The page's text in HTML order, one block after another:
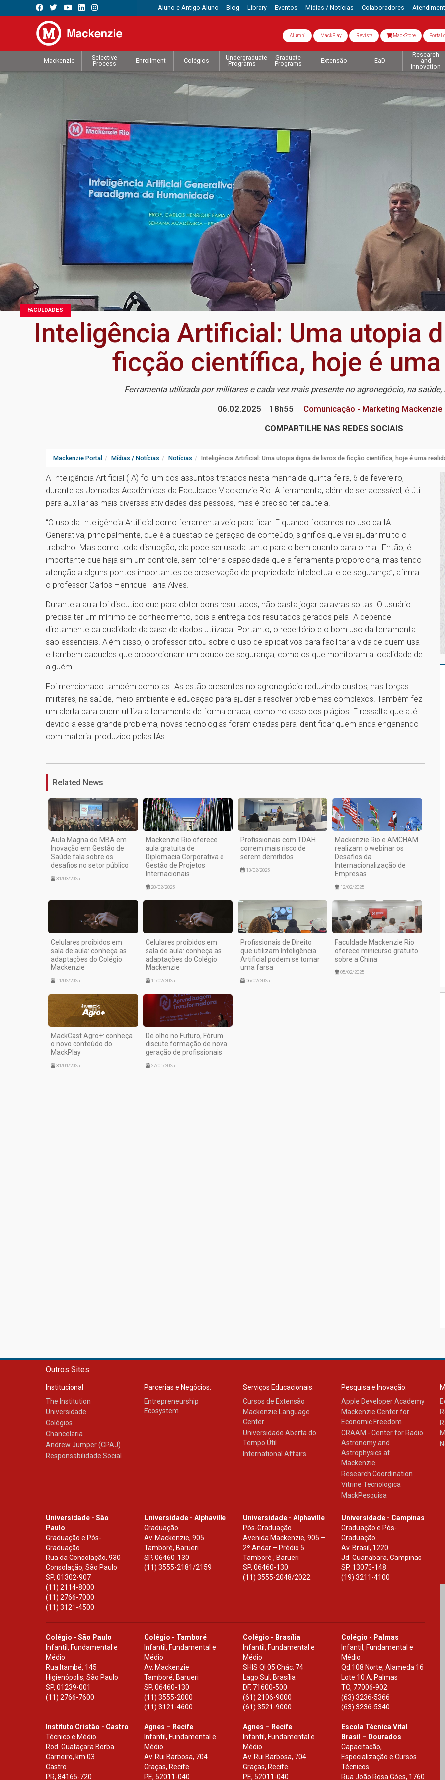
Aluno e Antigo Aluno Blog Library Eventos Mídias / Notícias Colaboradores
Alumni MackPlay Revista MackStore Portal
Mackenzie
Selective
Process
Enrollment Colégios
Undergraduate
Programs
Graduate
Programs
Extensão EaD
Research
and
Innovation
FACULDADES
Inteligência Artificial: Uma utopia
ficção científica, hoje é
Ferramenta utilizada por militares e cada vez mais presente no agronegócio, na
06.02.2025
18h55
Comunicação - Marketing Mackenzie
COMPARTILHE NAS REDES SOCIAIS
Mackenzie Portal Mídias / Notícias Notícias Inteligência Artificial: Uma utopia digna de livros de ficção científica, hoje é uma
A Inteligência Artificial (IA) foi um dos assuntos tratados nesta manhã de quinta-feira, 6 de fevereiro,
durante as Jornadas Acadêmicas da Faculdade Mackenzie Rio. A ferramenta, além de ser acessível, é útil
para auxiliar as mais diversas atividades das pessoas, mas é preciso ter cautela.
“O uso da Inteligência Artificial como ferramenta veio para ficar. E quando focamos no uso da IA
Generativa, principalmente, que é a questão de geração de conteúdo, significa que vai ajudar muito o
trabalho. Mas como toda disrupção, ela pode ser usada tanto para o bem quanto para o mal. Então, é
importante que haja sim um controle, sem tolher a capacidade que a ferramenta proporciona, mas tendo
atenção a alguns pontos importantes de preservação de propriedade intelectual e de segurança”, afirma
o professor Carlos Henrique Faria Alves.
Durante a aula foi discutido que para obter bons resultados, não basta jogar palavras soltas. O usuário
precisa ter um mínimo de conhecimento, pois a entrega dos resultados gerados pela IA depende
diretamente da qualidade da base de dados utilizada. Portanto, o repertório e o bom uso da ferramenta
são essenciais. Além disso, o professor citou sobre o uso de aplicativos para facilitar a vida de quem usa
e também daqueles que proporcionam um pouco de segurança, como os que monitoram a localidade de
alguém.
Foi mencionado também como as IAs estão presentes no agronegócio reduzindo custos, nas forças
militares, na saúde, meio ambiente e educação para ajudar a resolver problemas complexos. Também fez
um alerta para quem utiliza a ferramenta de forma errada, como no caso dos plágios. E ressalta que até
devido a esse grande problema, novas tecnologias foram criadas para identificar quem anda enganando
com material produzido pelas IAs.
Related News
Aula Magna do MBA em
Inovação em Gestão de
Saúde fala sobre os
desafios no setor público
31/03/2025
Mackenzie Rio oferece
aula gratuita de
Diplomacia Corporativa e
Gestão de Projetos
Internacionais
28/02/2025
Profissionais com TDAH
correm mais risco de
serem demitidos
13/02/2025
Mackenzie Rio e AMCHAM
realizam o webinar os
Desafios da
Internacionalização de
Empresas
12/02/2025
Celulares proibidos em
sala de aula: conheça as
adaptações do Colégio
Mackenzie
11/02/2025
Celulares proibidos em
sala de aula: conheça as
adaptações do Colégio
Mackenzie
11/02/2025
Profissionais de Direito
que utilizam Inteligência
Artificial podem se tornar
uma farsa
06/02/2025
Faculdade Mackenzie Rio
oferece minicurso gratuito
sobre a China
05/02/2025
MackCast Agro+: conheça
o novo conteúdo do
MackPlay
31/01/2025
De olho no Futuro, Fórum
discute formação de nova
geração de profissionais
27/01/2025
Outros Sites
Institucional
The Institution
Universidade
Colégios
Chancelaria
Andrew Jumper (CPAJ)
Responsabilidade Social
Parcerias e Negócios:
Entrepreneurship
Ecosystem
Serviços Educacionais:
Cursos de Extensão
Mackenzie Language
Center
Universidade Aberta do
Tempo Útil
International Affairs
Pesquisa e Inovação:
Apple Developer Academy
Mackenzie Center for
Economic Freedom
CRAAM - Center for Radio
Astronomy and
Astrophysics at
Mackenzie
Research Coordination
Vitrine Tecnologica
MackPesquisa
Universidade - São
Paulo
Graduação e Pós-
Graduação
Rua da Consolação, 930
Consolação, São Paulo
SP, 01302-907
(11) 2114-8000
(11) 2766-7000
(11) 3121-4500
Universidade - Alphaville
Graduação
Av. Mackenzie, 905
Tamboré, Barueri
SP,06460-130
(11) 3555-2181/2159
Universidade - Alphaville
Pós-Graduação
Avenida Mackenzie, 905 –
2º Andar – Prédio 5
Tamboré , Barueri
SP, 06460-130
(11) 3555-2048/2022.
Universidade - Campinas
Graduação e Pós-
Graduação
Av. Brasil, 1220
Jd. Guanabara, Campinas
SP, 13073-148
(19) 3211-4100
Colégio - São Paulo
Infantil, Fundamental e
Médio
Rua Itambé, 145
Higienópolis, São Paulo
SP, 01239-001
(11) 2766-7600
Colégio - Tamboré
Infantil, Fundamental e
Médio
Av. Mackenzie
Tamboré, Barueri
SP,06460-130
(11) 3555-2000
(11) 3121-4600
Colégio - Brasília
Infantil, Fundamental e
Médio
SHIS Ql 05 Chác. 74
Lago Sul, Brasília
DF, 71600-500
(61) 2106-9000
(61) 3521-9000
Colégio - Palmas
Infantil, Fundamental e
Médio
Qd.108 Norte, Alameda 16
Lote 10 A, Palmas
TO, 77006-902
(63) 3236-5366
(63) 3236-5340
Instituto Cristão - Castro
Técnico e Médio
Rod. Guataçara Borba
Carneiro, km 03
Castro
PR, 84165-720
Agnes – Recife
Infantil, Fundamental e
Médio
Av. Rui Barbosa, 704
Graças, Recife
PE, 52011-040
Agnes – Recife
Infantil, Fundamental e
Médio
Av. Rui Barbosa, 704
Graças, Recife
PE, 52011-040
Escola Técnica Vital
Brasil – Dourados
Capacitação,
Especialização e Cursos
Técnicos
Rua João Rosa Góes, 1760